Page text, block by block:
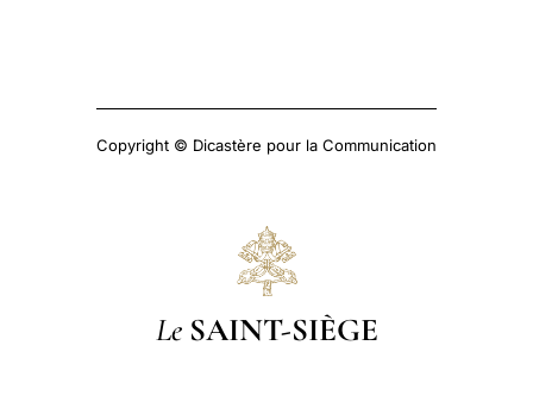
Copyright © Dicastère pour la Communication
Le SAINT-SIÈGE